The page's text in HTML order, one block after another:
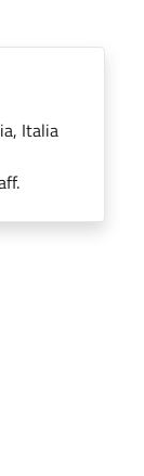
Italia